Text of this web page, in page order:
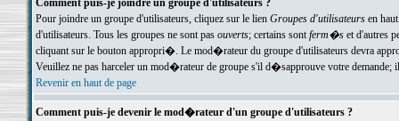
Comment puis-je joindre un groupe d'utilisateurs ?
Pour joindre un groupe d'utilisateurs, cliquez sur le lien Groupes d'utilisateursen haut
d'utilisateurs. Tous les groupes ne sont pas ouverts; certains sontferm�set d'autres
cliquant sur le bouton appropri�. Le mod�rateur du groupe d'utilisateurs devra
Veuillez ne pas harceler un mod�rateur de groupe s'il d�sapprouve votre demande;
Revenir en haut de page
Comment puis-je devenir le mod�rateur d'un groupe d'utilisateurs ?